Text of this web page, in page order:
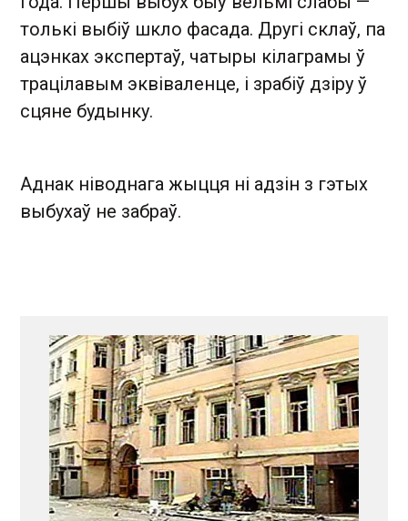
толькі выбіў шкло фасада. Другі склаў, па
ацэнках экспертаў, чатыры кілаграмы ў
трацілавым эквіваленце, і зрабіў дзіру ў
сцяне будынку.
Аднак ніводнага жыцця ні адзін з гэтых
выбухаў не забраў.